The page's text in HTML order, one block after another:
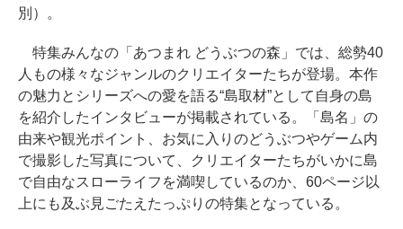
別）。
特集みんなの「あつまれ どうぶつの森」では、総勢40
人もの様々なジャンルのクリエイターたちが登場。本作
の魅力とシリーズへの愛を語る“島取材”として自身の島
を紹介したインタビューが掲載されている。「島名」の
由来や観光ポイント、お気に入りのどうぶつやゲーム内
で撮影した写真について、クリエイターたちがいかに島
で自由なスローライフを満喫しているのか、60ページ以
上にも及ぶ見ごたえたっぷりの特集となっている。